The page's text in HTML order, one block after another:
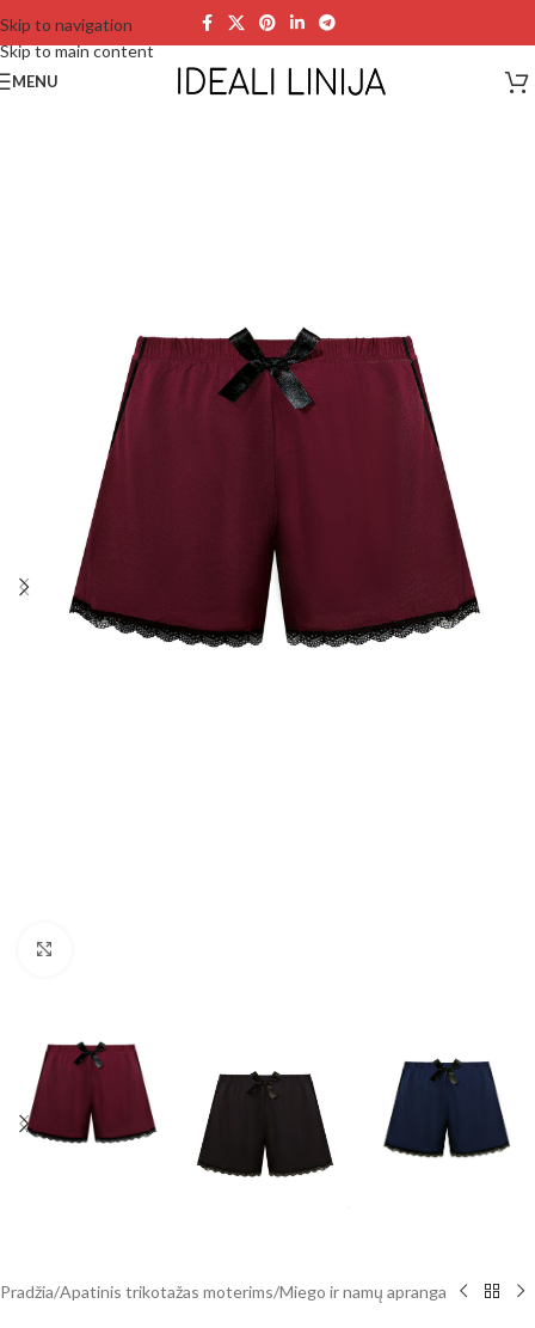
Skip to navigation
Skip to main content
MENU
Pradžia/Apatinis trikotažas moterims/Miego ir namų apranga